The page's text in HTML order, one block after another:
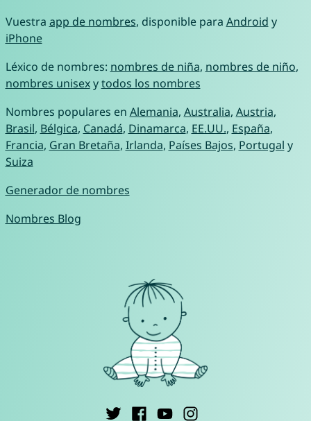
Vuestra app de nombres, disponible para Android y
iPhone
Léxico de nombres: nombres de niña, nombres de niño,
nombres unisexytodos los nombres
Nombres populares en Alemania, Australia, Austria,
Brasil, Bélgica, Canadá, Dinamarca, EE.UU., España,
Francia, Gran Bretaña, Irlanda, Países Bajos, Portugal y
Suiza
Generador de nombres
Nombres Blog